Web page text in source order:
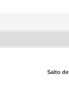
Salto